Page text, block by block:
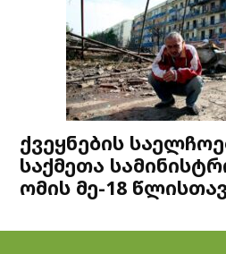
ქვეყნების
საქმეთა
ომის მე-18